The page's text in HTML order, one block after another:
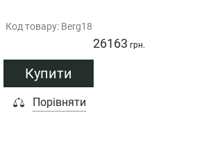
Код товару: Berg18
26163 грн.
Купити
Порівняти